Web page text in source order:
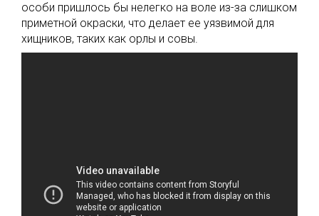
особи пришлось бы нелегко на воле из-за слишком
приметной окраски, что делает ее уязвимой для
хищников, таких как орлы и совы.